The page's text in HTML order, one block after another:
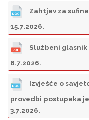
Zahtjev za
15.7.2026.
Službeni
8.7.2026.
Izvješće o
provedbi postupaka
3.7.2026.